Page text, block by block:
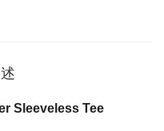
Sleeveless Tee